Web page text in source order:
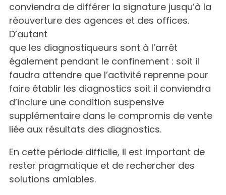
conviendra de différer la signature jusqu’à la
réouverture des agences et des offices.
D’autant
que les diagnostiqueurs sont à l’arrêt
également pendant le confinement : soit il
faudra attendre que l’activité reprenne pour
faire établir les diagnostics soit il conviendra
d’inclure une condition suspensive
supplémentaire dans le compromis de vente
liée aux résultats des diagnostics.
En cette période difficile, il est important de
rester pragmatique et de rechercher des
solutions amiables.